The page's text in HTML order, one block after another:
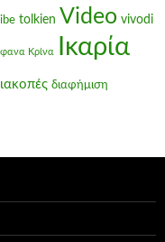
tolkien Video vivodi
Κρίνα Ικαρία
διαφήμιση